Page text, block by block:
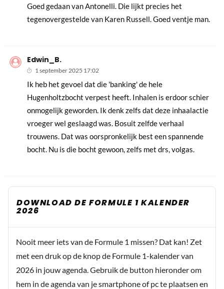
Edwin_B.
1 september 2025 17:02
Ik heb het gevoel dat die 'banking' de hele
Hugenholtzbocht verpest heeft. Inhalen is erdoor schier
onmogelijk geworden. Ik denk zelfs dat deze inhaalactie
vroeger wel geslaagd was. Bosuit zelfde verhaal
trouwens. Dat was oorspronkelijk best een spannende
bocht. Nu is die bocht gewoon, zelfs met drs, volgas.
Goed gedaan van Antonelli. Die lijkt precies het
tegenovergestelde van Karen Russell. Goed ventje man.
DOWNLOAD DE FORMULE 1 KALENDER
2026
Nooit meer iets van de Formule 1 missen? Dat kan! Zet
met een druk op de knop de Formule 1-kalender van
2026 in jouw agenda. Gebruik de button hieronder om
hem in de agenda van je smartphone of pc te plaatsen en